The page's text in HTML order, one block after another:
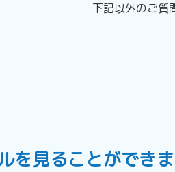
下記以外のご質
を見ることができ